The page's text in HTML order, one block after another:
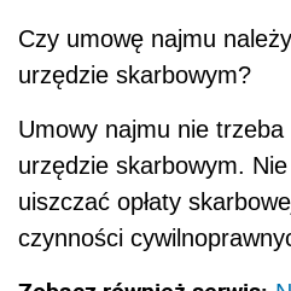
Czy umowę najmu
urzędzie skarbowym?
Umowy najmu nie
urzędzie skarbowym.
uiszczać opłaty
czynności